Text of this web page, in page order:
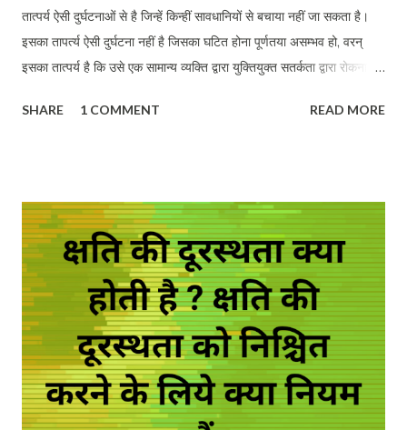
तात्पर्य ऐसी दुर्घटनाओं से है जिन्हें किन्हीं सावधानियों से बचाया नहीं जा सकता है।
इसका तापर्त्य ऐसी दुर्घटना नहीं है जिसका घटित होना पूर्णतया असम्भव हो, वरन्
इसका तात्पर्य है कि उसे एक सामान्य व्यक्ति द्वारा युक्तियुक्त सतर्कता द्वारा रोकना
आशा करती है। परन्तु वह विलक्षण घटनाओं के प्रति सचेत होने के लिए बाध्य नहीं
का बचाव लागू होगा। Inevitable Accidents:- Inevitable accidents
refer to such accidents which cannot be avoided by taking
any precautions. It does not mean such an accident which
is completely impossible to happen, but it means that it
was not possible to prevent it by an ordinary person by ...
SHARE 1 COMMENT READ MORE